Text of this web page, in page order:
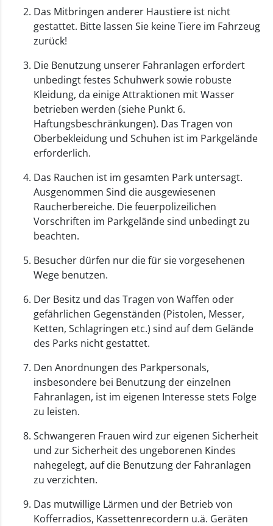
Das Mitbringen anderer Haustiere ist nicht
gestattet. Bitte lassen Sie keine Tiere im Fahrzeug
zurück!
Die Benutzung unserer Fahranlagen erfordert
unbedingt festes Schuhwerk sowie robuste
Kleidung, da einige Attraktionen mit Wasser
betrieben werden (siehe Punkt 6.
Haftungsbeschränkungen). Das Tragen von
Oberbekleidung und Schuhen ist im Parkgelände
erforderlich.
Das Rauchen ist im gesamten Park untersagt.
Ausgenommen Sind die ausgewiesenen
Raucherbereiche. Die feuerpolizeilichen
Vorschriften im Parkgelände sind unbedingt zu
beachten.
Besucher dürfen nur die für sie vorgesehenen
Wege benutzen.
Der Besitz und das Tragen von Waffen oder
gefährlichen Gegenständen (Pistolen, Messer,
Ketten, Schlagringen etc.) sind auf dem Gelände
des Parks nicht gestattet.
Den Anordnungen des Parkpersonals,
insbesondere bei Benutzung der einzelnen
Fahranlagen, ist im eigenen Interesse stets Folge
zu leisten.
Schwangeren Frauen wird zur eigenen Sicherheit
und zur Sicherheit des ungeborenen Kindes
nahegelegt, auf die Benutzung der Fahranlagen
zu verzichten.
Das mutwillige Lärmen und der Betrieb von
Kofferradios, Kassettenrecordern u.ä. Geräten